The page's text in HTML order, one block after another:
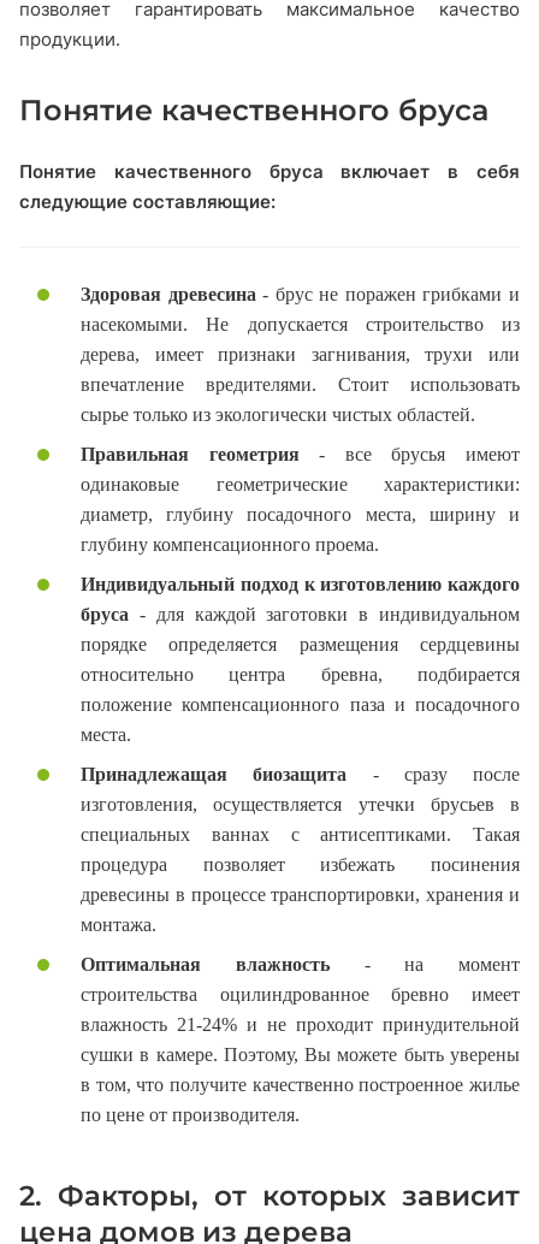
позволяет гарантировать максимальное качество
продукции.
Понятие качественного бруса
Понятие качественного бруса включает в себя
следующие составляющие:
Здоровая древесина - брус не поражен грибками и
насекомыми. Не допускается строительство из
дерева, имеет признаки загнивания, трухи или
впечатление вредителями. Стоит использовать
сырье только из экологически чистых областей.
Правильная геометрия- все брусья имеют
одинаковые геометрические характеристики:
диаметр, глубину посадочного места, ширину и
глубину компенсационного проема.
Индивидуальный подход к изготовлению каждого
бруса - для каждой заготовки в индивидуальном
порядке определяется размещения сердцевины
относительно центра бревна, подбирается
положение компенсационного паза и посадочного
места.
Принадлежащая биозащита - сразу после
изготовления, осуществляется утечки брусьев в
специальных ваннах с антисептиками. Такая
процедура позволяет избежать посинения
древесины в процессе транспортировки, хранения и
монтажа.
Оптимальная влажность- на момент
строительства оцилиндрованное бревно имеет
влажность 21-24% и не проходит принудительной
сушки в камере. Поэтому, Вы можете быть уверены
в том, что получите качественно построенное жилье
по цене от производителя.
2. Факторы, от которых зависит
цена домов из дерева